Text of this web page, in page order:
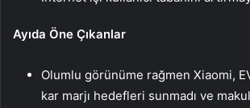
Ayıda Öne Çıkanlar
Olumlu görünüme rağmen Xiaomi,
kar marjı hedefleri sunmadı ve